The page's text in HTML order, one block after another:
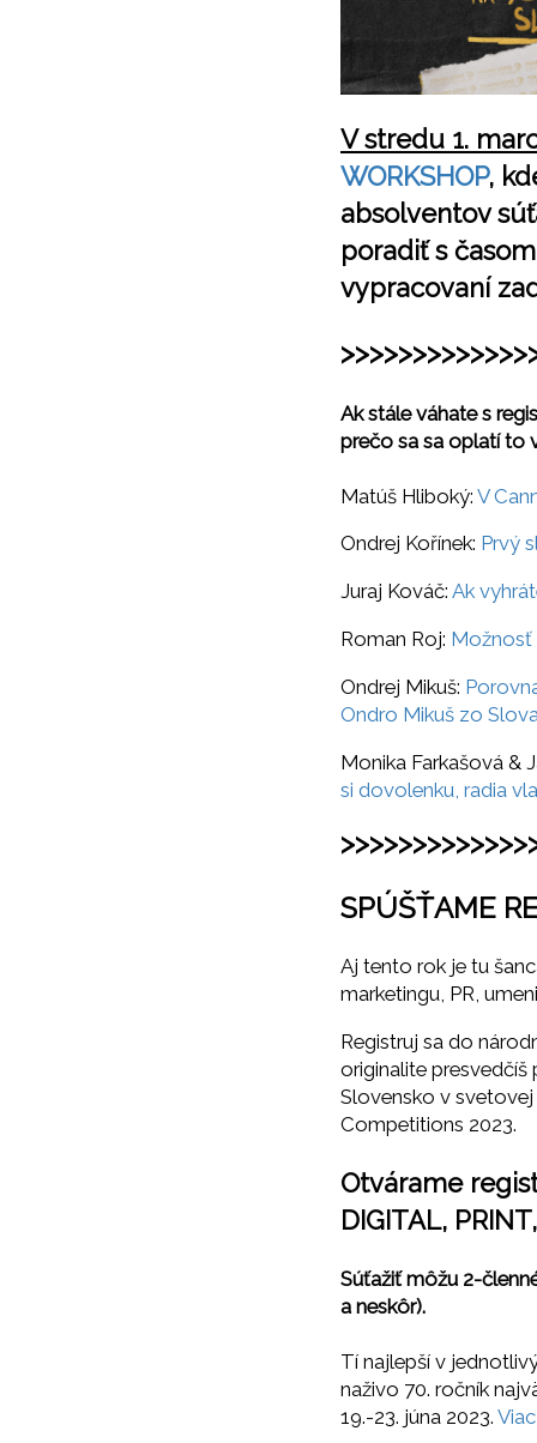
V stredu 1.
WORKSHOP,
absolventov
poradiť s
vypracovaní
Ak stále váhate s
prečo sa sa oplatí to
Matúš Hliboký: V
Ondrej Kořínek: Prvý
Juraj Kováč: Ak
Roman Roj: Možnosť
Ondrej Mikuš:
Ondro Mikuš zo
Monika Farkašová &
si dovolenku, radia
SPÚŠŤAME
Aj tento rok je tu
marketingu, PR,
Registruj sa do
originalite
Slovensko v
Competitions 2023.
Otvárame
DIGITAL,
Súťažiť môžu 2-
a neskôr).
Tí najlepší v
naživo 70. ročník
19.-23. júna 2023.